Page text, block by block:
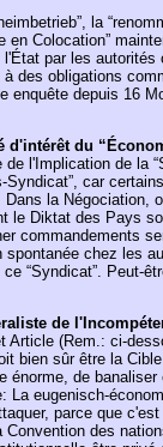
la
en Colocation”
par les
des obligations
enquête depuis 16
d'intérêt du
l'Implication de la
car
Dans la
le Diktat des Pays
commandements
chez les
“Syndicat”. Peut-
de
Article (Rem.: ci-
bien sûr être la
énorme, de
La eugenisch-
parce que
des